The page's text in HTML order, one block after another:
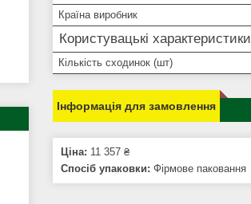
Країна виробник
Користувацькі характеристики
Кількість сходинок (шт)
Інформація для замовлення
Ціна: 11 357 ₴
Спосіб упаковки: Фірмове паковання